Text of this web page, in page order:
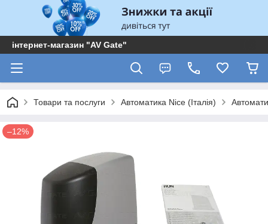
інтернет-магазин "AV Gate"
Товари та послуги Автоматика Nice (Італія)
–12%